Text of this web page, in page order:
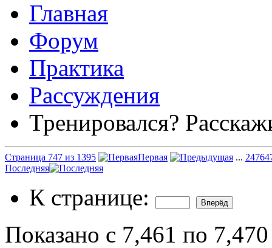
Форум
Практика
Рассуждения
Тренировался?
Страница 747 из 1395 Первая ... 247
Последняя
К странице:
Показано с 7,461 по